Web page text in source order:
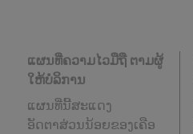
ແຜນທີ່ຄວາມໄວມືຖື ຕາມຜູ້
ໃຫ້ບໍລິການ
ແຜນທີ່ນີ້ສະແດງ
ອັດຕາສ່ວນນ້ອຍຂອງເຄືອ